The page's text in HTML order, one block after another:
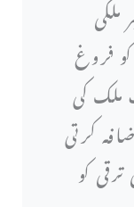
فروغ
ملک کی
کرتی
کو